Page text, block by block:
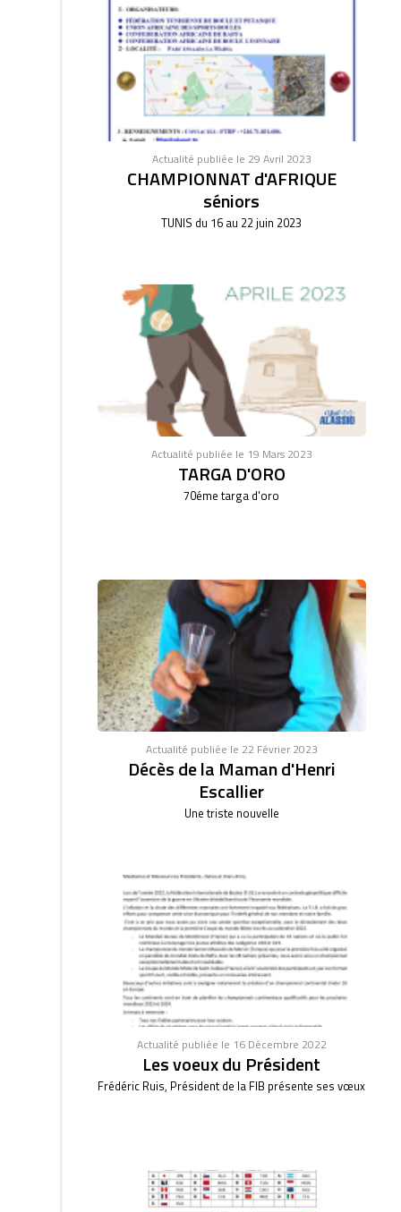
Actualité publiée le 29 Avril 2023
CHAMPIONNAT d'AFRIQUE
séniors
TUNIS du 16 au 22 juin 2023
Actualité publiée le 19 Mars 2023
TARGA D'ORO
70éme targa d'oro
Actualité publiée le 22 Février 2023
Décès de la Maman d'Henri
Escallier
Une triste nouvelle
Actualité publiée le 16 Décembre 2022
Les voeux du Président
Frédéric Ruis, Président de la FIB présente ses vœux